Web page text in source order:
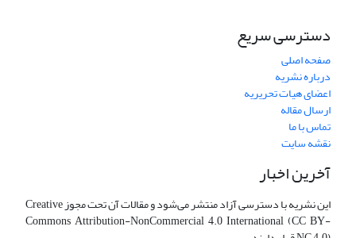
دسترسی سریع
صفحه اصلی
درباره نشریه
اعضای هیات تحریریه
ارسال مقاله
تماس با ما
نقشه سایت
آخرین اخبار
این نشریه با دسترسی آزاد منتشر می‌شود و مقالات آن تحت مجوز Creative
Commons Attribution-NonCommercial 4.0 International (CC BY-